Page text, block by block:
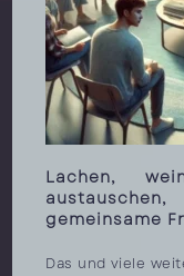
Lachen,
gemeinsame
Das und viele